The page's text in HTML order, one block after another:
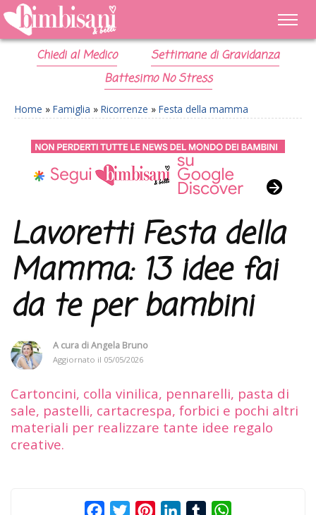
Chiedi al Medico
Settimane di Gravidanza
Battesimo No Stress
Home » Famiglia » Ricorrenze » Festa della mamma
Lavoretti Festa della
Mamma: 13 idee fai
da te per bambini
A cura diAngela Bruno
Aggiornato il 05/05/2026
Cartoncini, colla vinilica, pennarelli, pasta di
sale, pastelli, cartacrespa, forbici e pochi altri
materiali per realizzare tante idee regalo
creative.
FacebookTwitterPinterestLinkedInTumblr